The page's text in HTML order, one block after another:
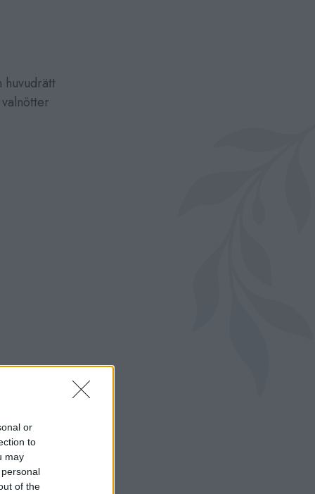
or
to
may
of the